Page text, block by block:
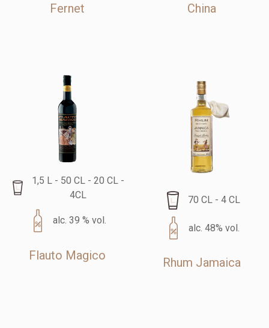
Fernet China
1,5 L - 50 CL - 20 CL -
4CL
alc. 39 % vol.
Flauto Magico
70 CL - 4 CL
alc. 48% vol.
Rhum Jamaica